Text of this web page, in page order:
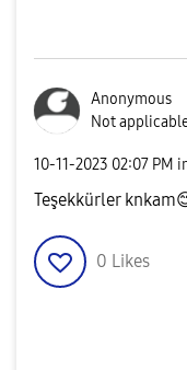
Anonymous
Not
‎10-11-2023 02:07 PM
Teşekkürler knkam
0 Likes